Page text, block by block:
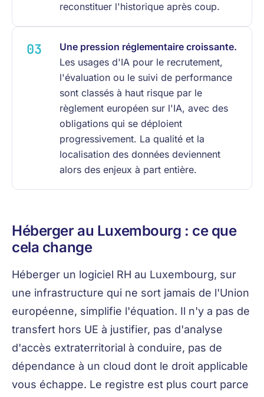
reconstituer l'historique après coup.
Une pression réglementaire croissante.
Les usages d'IA pour le recrutement,
l'évaluation ou le suivi de performance
sont classés à haut risque par le
règlement européen sur l'IA, avec des
obligations qui se déploient
progressivement. La qualité et la
localisation des données deviennent
alors des enjeux à part entière.
Héberger au Luxembourg : ce que
cela change
Héberger un logiciel RH au Luxembourg, sur
une infrastructure qui ne sort jamais de l'Union
européenne, simplifie l'équation. Il n'y a pas de
transfert hors UE à justifier, pas d'analyse
d'accès extraterritorial à conduire, pas de
dépendance à un cloud dont le droit applicable
vous échappe. Le registre est plus court parce